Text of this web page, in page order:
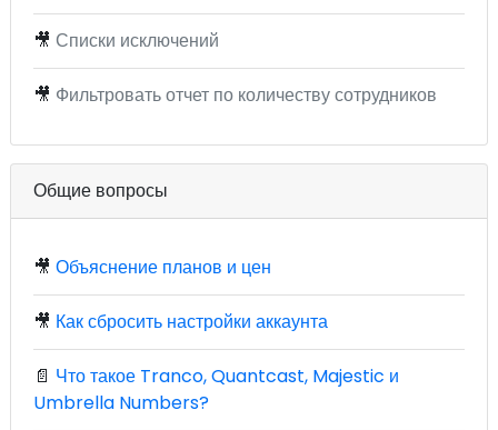
🎥 Списки исключений
🎥 Фильтровать отчет по количеству сотрудников
Общие вопросы
🎥 Объяснение планов и цен
🎥 Как сбросить настройки аккаунта
📄 Что такое Tranco, Quantcast, Majestic и
Umbrella Numbers?